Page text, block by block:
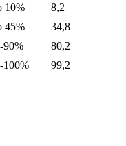
10%
8,2
45%
34,8
90%
80,2
100% 99,2